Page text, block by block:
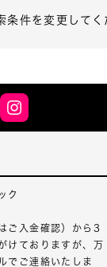
件を変更してく
ク
ご入金確認）から3
けておりますが、万
でご連絡いたしま